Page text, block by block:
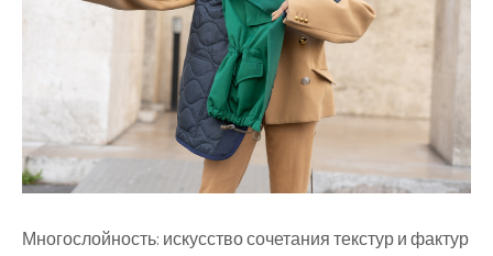
Многослойность: искусство сочетания текстур и фактур